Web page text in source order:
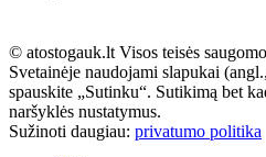
© atostogauk.lt Visos teisės
Svetainėje naudojami slapukai
spauskite „Sutinku“. Sutikimą bet
naršyklės nustatymus.
Sužinoti daugiau: privatumo politika